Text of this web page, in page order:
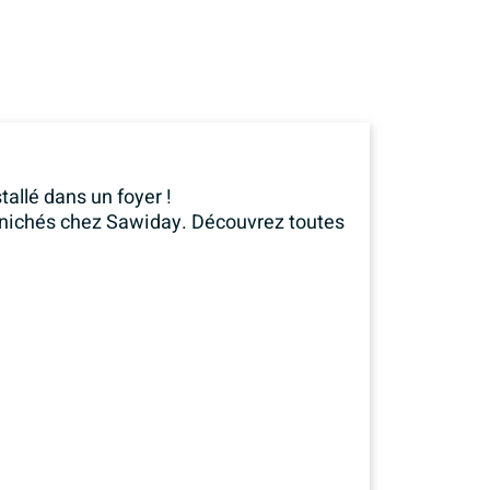
dans un foyer !
chez Sawiday. Découvrez toutes